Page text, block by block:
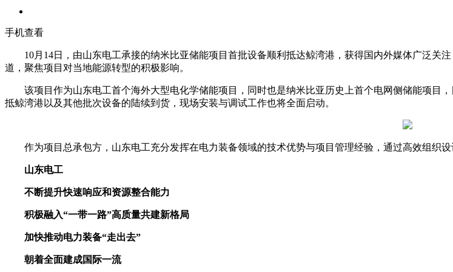
手机查看
10月14日，由山东电工承接的纳米比亚储能项目首批设备顺利抵达鲸湾港，获得国内外媒体广泛关注
道，聚焦项目对当地能源转型的积极影响。
该项目作为山东电工首个海外大型电化学储能项目，同时也是纳米比亚历史上首个电网侧储能项目
抵鲸湾港以及其他批次设备的陆续到货，现场安装与调试工作也将全面启动。
作为项目总承包方，山东电工充分发挥在电力装备领域的技术优势与项目管理经验，通过高效组织设
山东电工
不断提升快速响应和资源整合能力
积极融入“一带一路”高质量共建新格局
加快推动电力装备“走出去”
朝着全面建成国际一流